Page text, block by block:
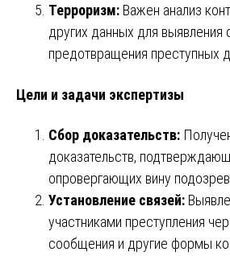
Терроризм: Важен анализ
других данных для выявления
предотвращения преступных
Цели и задачи экспертизы
Сбор доказательств:
доказательств,
опровергающих вину
Установление связей:
участниками преступления
сообщения и другие формы